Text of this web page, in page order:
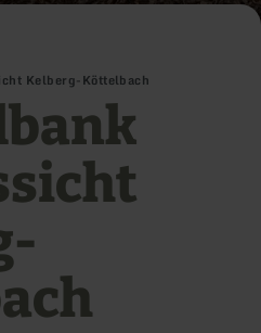
Kelberg-Köttelbach